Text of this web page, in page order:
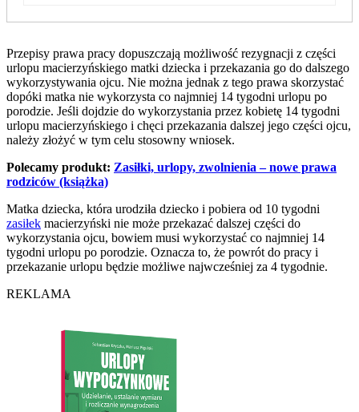
Przepisy prawa pracy dopuszczają możliwość rezygnacji z części
urlopu macierzyńskiego matki dziecka i przekazania go do dalszego
wykorzystywania ojcu. Nie można jednak z tego prawa skorzystać
dopóki matka nie wykorzysta co najmniej 14 tygodni urlopu po
porodzie. Jeśli dojdzie do wykorzystania przez kobietę 14 tygodni
urlopu macierzyńskiego i chęci przekazania dalszej jego części ojcu,
należy złożyć w tym celu stosowny wniosek.
Polecamy produkt: Zasiłki, urlopy, zwolnienia – nowe prawa
rodziców (książka)
Matka dziecka, która urodziła dziecko i pobiera od 10 tygodni
zasiłek macierzyński nie może przekazać dalszej części do
wykorzystania ojcu, bowiem musi wykorzystać co najmniej 14
tygodni urlopu po porodzie. Oznacza to, że powrót do pracy i
przekazanie urlopu będzie możliwe najwcześniej za 4 tygodnie.
REKLAMA